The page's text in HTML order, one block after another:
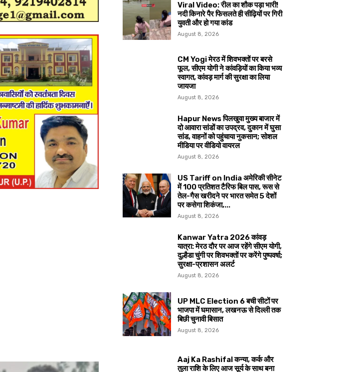
Viral Video: रील का शौक पड़ा भारी!
नदी किनारे पैर फिसलते ही सीढ़ियों पर गिरी
युवती और हो गया कांड
August 8, 2026
CM Yogi मेरठ में शिवभक्तों पर बरसे
फूल, सीएम योगी ने कांवड़ियों का किया भव्य
स्वागत, कांवड़ मार्ग की सुरक्षा का लिया
जायजा
August 8, 2026
Hapur News पिलखुवा मुख्य बाजार में
दो आवारा सांडों का उपद्रव, दुकान में घुसा
सांड, वाहनों को पहुंचाया नुकसान; सोशल
मीडिया पर वीडियो वायरल
August 8, 2026
US Tariff on India अमेरिकी सीनेट
में 100 प्रतिशत टैरिफ बिल पास, रूस से
तेल-गैस खरीदने पर भारत समेत 5 देशों
पर कसेगा शिकंजा,...
August 8, 2026
Kanwar Yatra 2026 कांवड़
यात्रा: मेरठ दौर पर आज रहेंगे सीएम योगी,
दुल्हैडा चुंगी पर शिवभक्तों पर करेंगे पुष्पवर्षा;
सुरक्षा-प्रशासन अलर्ट
August 8, 2026
UP MLC Election 6 बची सीटों पर
भाजपा में घमासान, लखनऊ से दिल्ली तक
बिछी चुनावी बिसात
August 8, 2026
Aaj Ka Rashifal कन्या, कर्क और
तुला राशि के लिए आज सूर्य के साथ बना